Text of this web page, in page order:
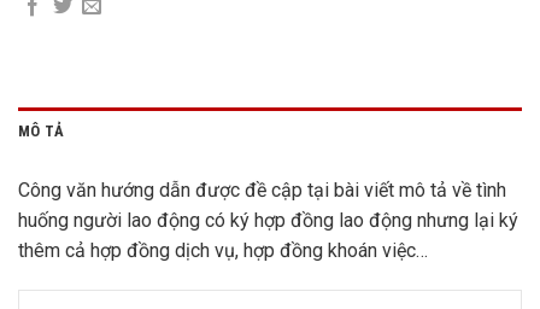
MÔ TẢ
Công văn hướng dẫn được đề cập tại bài viết mô tả về tình
huống người lao động có ký hợp đồng lao động nhưng lại ký
thêm cả hợp đồng dịch vụ, hợp đồng khoán việc…